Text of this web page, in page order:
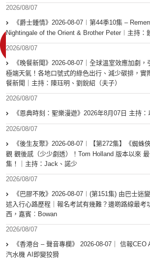
2026/08/07
《爵士鍾情》2026-08-07︱第44季10集 –
Nightingale of the Orient & Brother Peter︱主持：
2026/08/07
《晚餐新聞》2026-08-07｜全球溫室效應加劇
極端天氣！各地口號式的綠色出行、減少碳排，實
餐新聞｜主持：陳珏明、劉銳紹（夫子）
2026/08/07
《恩典時刻：聖樂漫遊》2026年8月07日 主持：
2026/08/07
《後生友聚》2026-08-07︱【第272集】《蜘蛛
觀 觀後感（少少劇透）！Tom Holland 版本以來
集！｜主持：Jack、諾少
2026/08/07
《巴膠不敗》2026-08-07︱(第151集) 由巴士迷
述入行心路歷程｜報名考試有幾難？邊啲路線最考
西，嘉賓︰Bowan
2026/08/07
《香港台 – 聲音專欄》 2026-08-07｜ 信報
汽水機 AI即變狡猾